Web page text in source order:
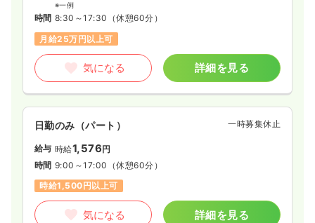
※一例
時間 8:30～17:30 （休憩60分）
月給25万円以上可
気になる 詳細を見る
日勤のみ（パート） 一時募集休止
給与 時給1,576円
時間 9:00～17:00 （休憩60分）
時給1,500円以上可
気になる 詳細を見る